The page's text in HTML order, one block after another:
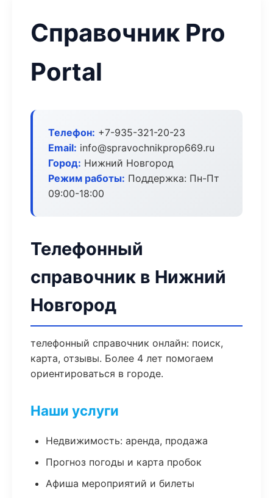
Справочник Pro
Portal
Телефон: +7-935-321-20-23
Email: info@spravochnikprop669.ru
Город: Нижний Новгород
Режим работы: Поддержка: Пн-Пт
09:00-18:00
Телефонный
справочник в Нижний
Новгород
телефонный справочник онлайн: поиск,
карта, отзывы. Более 4 лет помогаем
ориентироваться в городе.
Наши услуги
Недвижимость: аренда, продажа
Прогноз погоды и карта пробок
Афиша мероприятий и билеты